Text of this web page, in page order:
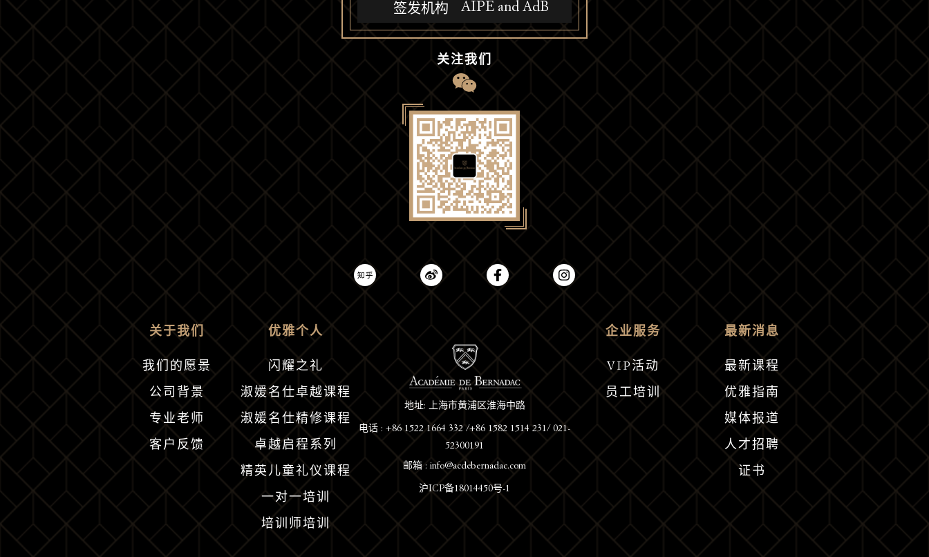
签发机构 AIPE and AdB
关注我们
关于我们
我们的愿景
公司背景
专业老师
客户反馈
优雅个人
闪耀之礼
淑媛名仕卓越课程
淑媛名仕精修课程
卓越启程系列
精英儿童礼仪课程
一对一培训
培训师培训
地址: 上海市黄浦区淮海中路
电话 : +86 1522 1664 332 /+86 1582 1514 231/ 021-
52300191
邮箱 : info@acdebernadac.com
沪ICP备18014450号-1
企业服务
VIP活动
员工培训
最新消息
最新课程
优雅指南
媒体报道
人才招聘
证书